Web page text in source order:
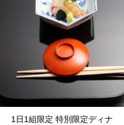
1組限定 特別限定ディナ